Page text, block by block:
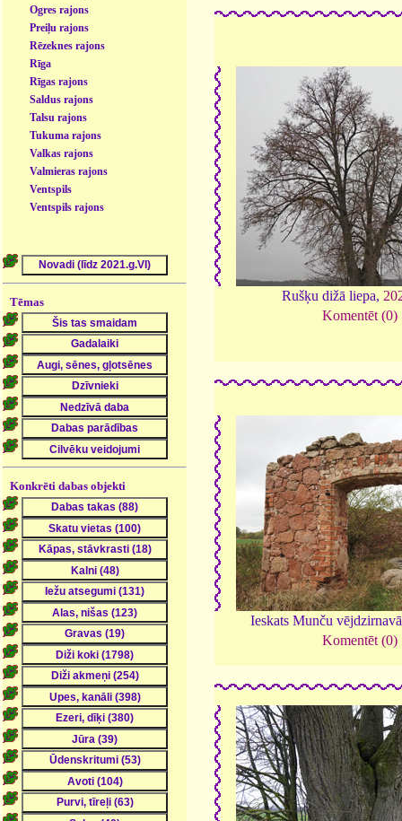
Ogres rajons
Preiļu rajons
Rēzeknes rajons
Rīga
Rīgas rajons
Saldus rajons
Talsu rajons
Tukuma rajons
Valkas rajons
Valmieras rajons
Ventspils
Ventspils rajons
Tēmas
Konkrēti dabas objekti
Rušķu dižā liepa,
Komentēt (0)
Ieskats Munču
Komentēt (0)